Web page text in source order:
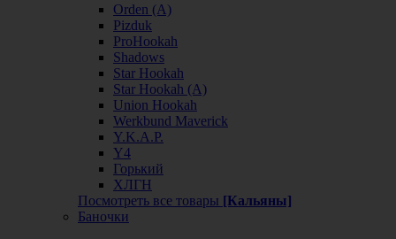
Orden (А)
Pizduk
ProHookah
Shadows
Star Hookah
Star Hookah (А)
Union Hookah
Werkbund Maverick
Y.K.A.P.
Y4
Горький
ХЛГН
Посмотреть все товары [Кальяны]
Баночки